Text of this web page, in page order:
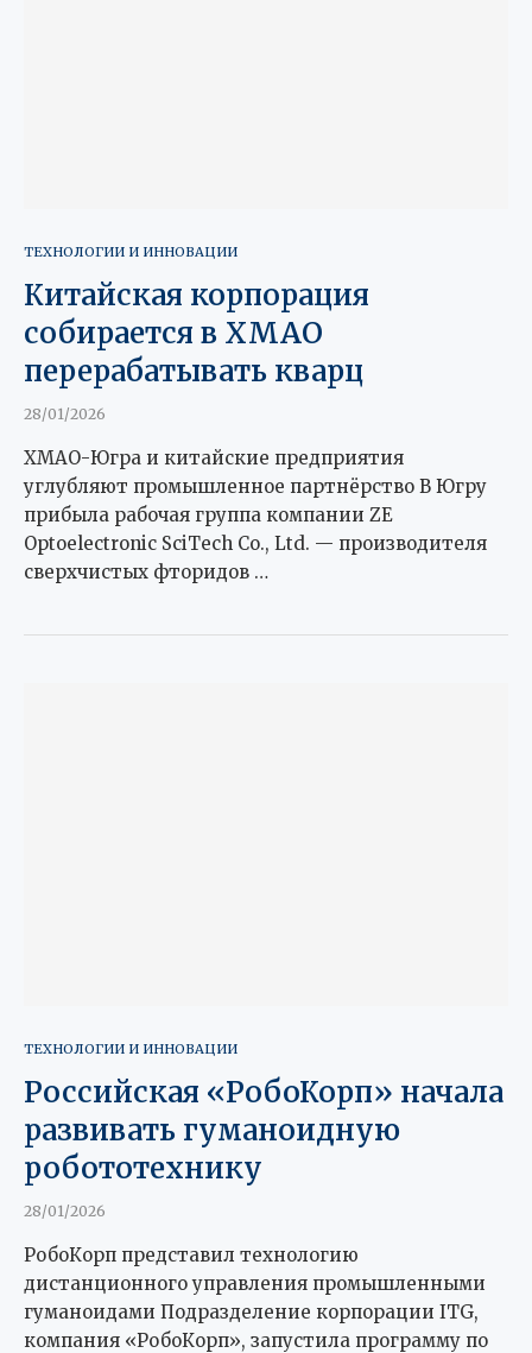
ТЕХНОЛОГИИ И ИННОВАЦИИ
Китайская корпорация
собирается в ХМАО
перерабатывать кварц
28/01/2026
ХМАО-Югра и китайские предприятия
углубляют промышленное партнёрство В Югру
прибыла рабочая группа компании ZE
Optoelectronic SciTech Co., Ltd. — производителя
сверхчистых фторидов …
ТЕХНОЛОГИИ И ИННОВАЦИИ
Российская «РобоКорп» начала
развивать гуманоидную
робототехнику
28/01/2026
РобоКорп представил технологию
дистанционного управления промышленными
гуманоидами Подразделение корпорации ITG,
компания «РобоКорп», запустила программу по